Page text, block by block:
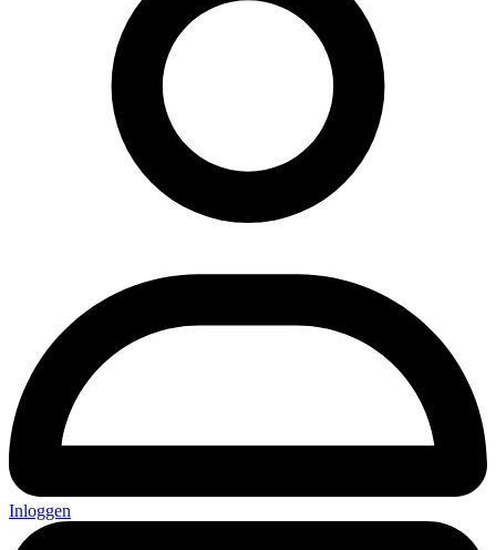
Inloggen